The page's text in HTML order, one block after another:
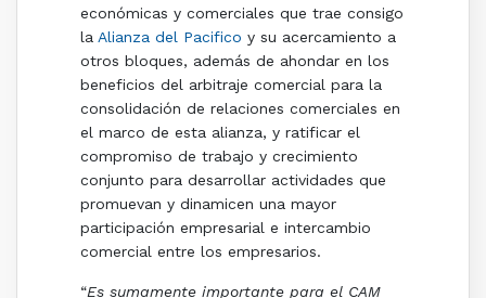
económicas y comerciales que trae consigo
la Alianza del Pacifico y su acercamiento a
otros bloques, además de ahondar en los
beneficios del arbitraje comercial para la
consolidación de relaciones comerciales en
el marco de esta alianza, y ratificar el
compromiso de trabajo y crecimiento
conjunto para desarrollar actividades que
promuevan y dinamicen una mayor
participación empresarial e intercambio
comercial entre los empresarios.
“Es sumamente importante para el CAM